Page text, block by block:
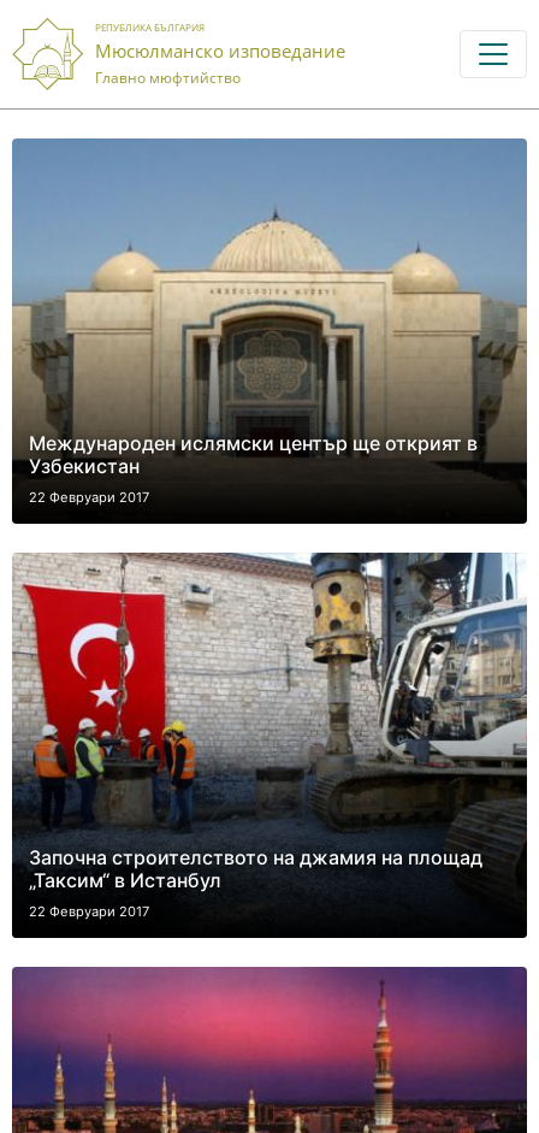
РЕПУБЛИКА БЪЛГАРИЯ
Мюсюлманско изповедание
Главно мюфтийство
Международен ислямски център ще открият в
Узбекистан
22 Февруари 2017
Започна строителството на джамия на площад
„Таксим“ в Истанбул
22 Февруари 2017